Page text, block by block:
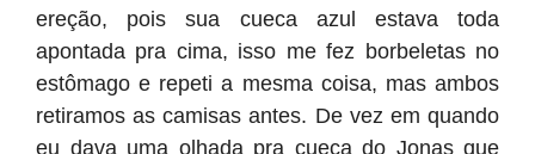
ereção, pois sua cueca azul estava toda
apontada pra cima, isso me fez borbeletas no
estômago e repeti a mesma coisa, mas ambos
retiramos as camisas antes. De vez em quando
eu dava uma olhada pra cueca do Jonas que